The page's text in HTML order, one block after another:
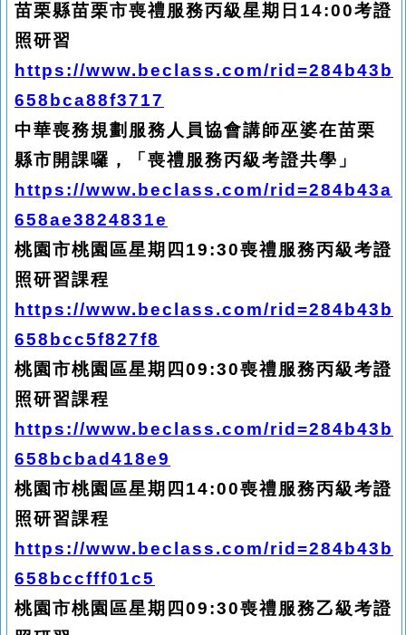
苗栗縣苗栗市喪禮服務丙級星期日14:00考證
照研習
https://www.beclass.com/rid=284b43b
658bca88f3717
中華喪務規劃服務人員協會講師巫婆在苗栗
縣市開課囉，「喪禮服務丙級考證共學」
https://www.beclass.com/rid=284b43a
658ae3824831e
桃園市桃園區星期四19:30喪禮服務丙級考證
照研習課程
https://www.beclass.com/rid=284b43b
658bcc5f827f8
桃園市桃園區星期四09:30喪禮服務丙級考證
照研習課程
https://www.beclass.com/rid=284b43b
658bcbad418e9
桃園市桃園區星期四14:00喪禮服務丙級考證
照研習課程
https://www.beclass.com/rid=284b43b
658bccfff01c5
桃園市桃園區星期四09:30喪禮服務乙級考證